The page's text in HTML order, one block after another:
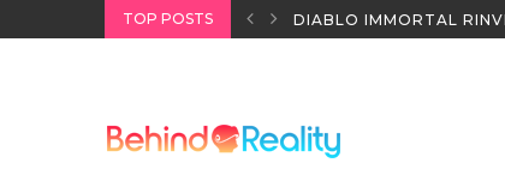
TOP POSTS
IN CINA ALL’ULTIMO MOMENTONINTENDO SWITCH